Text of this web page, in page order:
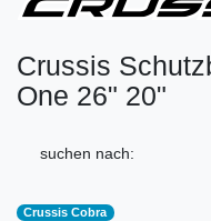
Crussis
One 26" 20"
suchen nach:
Crussis Cobra